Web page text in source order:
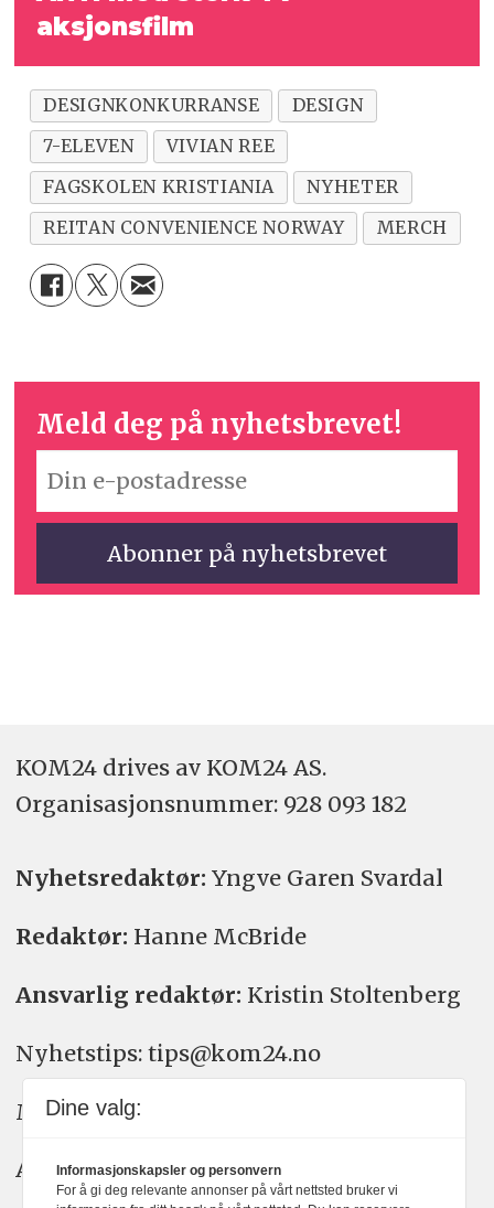
aksjonsfilm
DESIGNKONKURRANSE
DESIGN
7-ELEVEN
VIVIAN REE
FAGSKOLEN KRISTIANIA
NYHETER
REITAN CONVENIENCE NORWAY
MERCH
Meld deg på nyhetsbrevet!
KOM24 drives av KOM24 AS.
Organisasjons­nummer: 928 093 182
Nyhetsredaktør: Yngve Garen Svardal
Redaktør: Hanne McBride
Ansvarlig redaktør: Kristin Stoltenberg
Nyhetstips: tips@kom24.no
Meninger: meninger@kom24.no
Annonse: annonse@watchmedia.no
Dine valg:
Informasjonskapsler og personvern
For å gi deg relevante annonser på vårt nettsted bruker vi